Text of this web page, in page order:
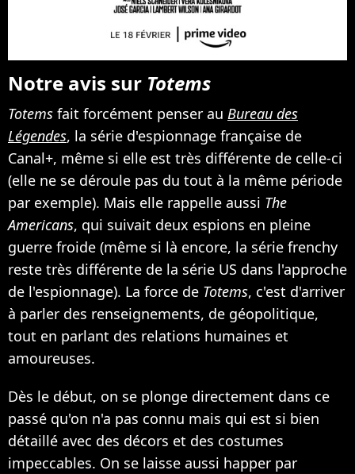
Notre avis sur Totems
Totems fait forcément penser au Bureau des
Légendes, la série d'espionnage française de
Canal+, même si elle est très différente de celle-ci
(elle ne se déroule pas du tout à la même période
par exemple). Mais elle rappelle aussi The
Americans, qui suivait deux espions en pleine
guerre froide (même si là encore, la série frenchy
reste très différente de la série US dans l'approche
de l'espionnage). La force de Totems, c'est d'arriver
à parler des renseignements, de géopolitique,
tout en parlant des relations humaines et
amoureuses.
Dès le début, on se plonge directement dans ce
passé qu'on n'a pas connu mais qui est si bien
détaillé avec des décors et des costumes
impeccables. On se laisse aussi happer par